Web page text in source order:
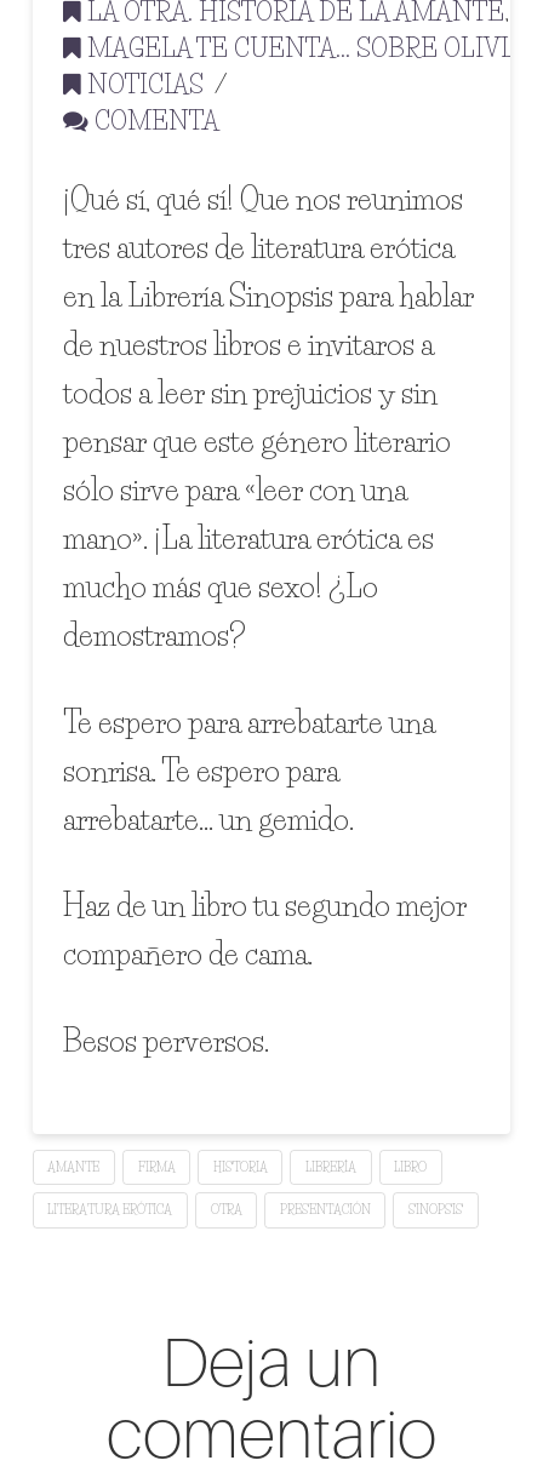
LA OTRA. HISTORIA DE LA AMANTE,
MAGELA TE CUENTA... SOBRE OLIVIA
NOTICIAS
COMENTA
¡Qué sí, qué sí! Que nos reunimos
tres autores de literatura erótica
en la Librería Sinopsis para hablar
de nuestros libros e invitaros a
todos a leer sin prejuicios y sin
pensar que este género literario
sólo sirve para «leer con una
mano». ¡La literatura erótica es
mucho más que sexo! ¿Lo
demostramos?
Te espero para arrebatarte una
sonrisa. Te espero para
arrebatarte… un gemido.
Haz de un libro tu segundo mejor
compañero de cama.
Besos perversos.
AMANTE FIRMA HISTORIA LIBRERÍA LIBRO
LITERATURA ERÓTICA OTRA PRESENTACIÓN SINOPSIS
Deja un
comentario